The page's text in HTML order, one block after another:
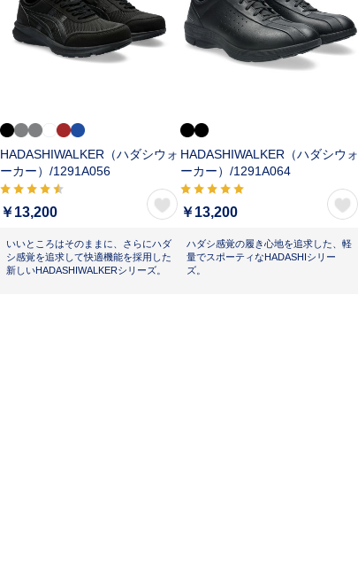
HADASHIWALKER（ハダシウォ
ーカー）/1291A056
￥13,200
いいところはそのままに、さらにハダ
シ感覚を追求して快適機能を採用した
新しいHADASHIWALKERシリーズ。
HADASHIWALKER（ハダシウォ
ーカー）/1291A064
￥13,200
ハダシ感覚の履き心地を追求した、軽
量でスポーティなHADASHIシリー
ズ。